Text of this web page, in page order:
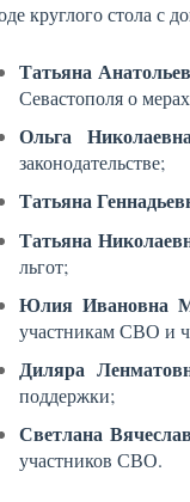
круглого стола с
Татьяна
Севастополя о
Ольга
законодательстве;
Татьяна
Татьяна
льгот;
Юлия Ивановна
участникам СВО и
Диляра
поддержки;
Светлана
участников СВО.